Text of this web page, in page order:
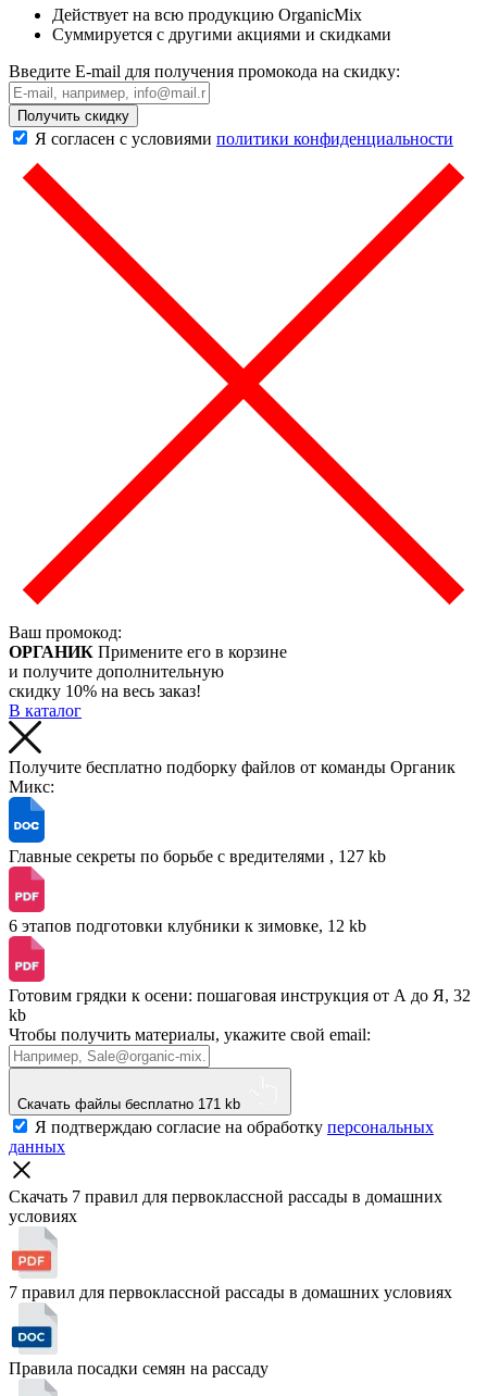
Действует на всю продукцию OrganicMix
Суммируется с другими акциями и скидками
Введите E-mail для получения промокода на скидку:
Получить скидку
Я согласен с условиями политики конфиденциальности
Ваш промокод:
ОРГАНИК Примените его в корзине
и получите дополнительную
скидку 10% на весь заказ!
В каталог
Получите бесплатно подборку файлов от команды Органик
Микс:
Главные секреты по борьбе с вредителями , 127 kb
6 этапов подготовки клубники к зимовке, 12 kb
Готовим грядки к осени: пошаговая инструкция от А до Я, 32
kb
Чтобы получить материалы, укажите свой email:
Скачать файлы бесплатно 171 kb
Я подтверждаю согласие на обработку персональных
данных
Скачать 7 правил для первоклассной рассады в домашних
условиях
7 правил для первоклассной рассады в домашних условиях
Правила посадки семян на рассаду